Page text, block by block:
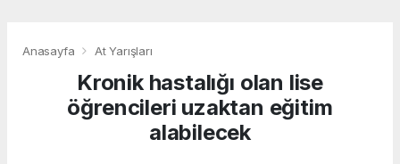
Anasayfa At Yarışları
Kronik hastalığı olan lise
öğrencileri uzaktan eğitim
alabilecek